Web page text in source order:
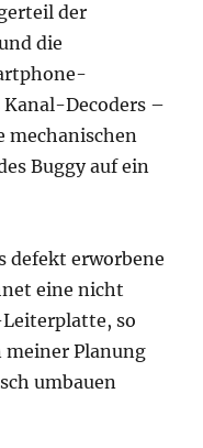
der
die
Kanal-Decoders –
mechanischen
Buggy auf ein
defekt erworbene
eine nicht
so
meiner Planung
umbauen